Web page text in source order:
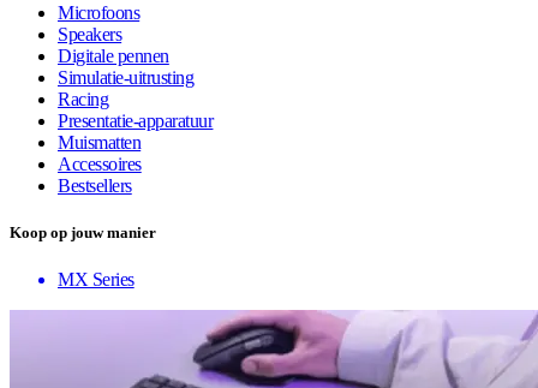
Microfoons
Speakers
Digitale pennen
Simulatie-uitrusting
Racing
Presentatie-apparatuur
Muismatten
Accessoires
Bestsellers
Koop op jouw manier
MX Series